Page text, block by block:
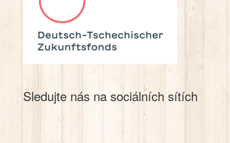
Sledujte nás na sociálních sítích